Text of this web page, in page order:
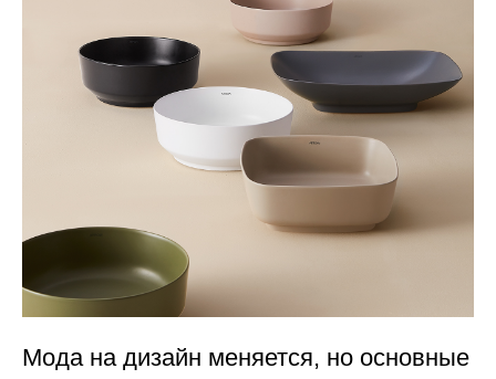
Мода на дизайн меняется, но основные